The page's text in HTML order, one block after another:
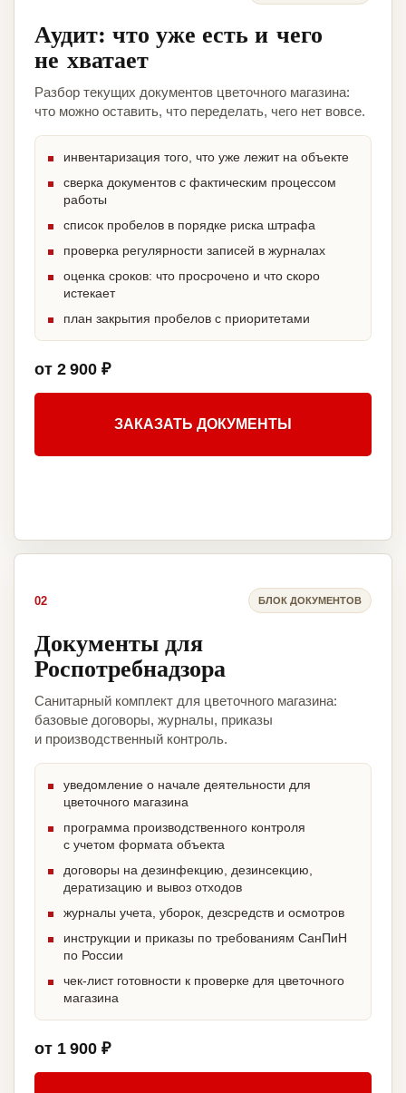
Аудит: что уже есть и чего
не хватает
Разбор текущих документов цветочного магазина:
что можно оставить, что переделать, чего нет вовсе.
инвентаризация того, что уже лежит на объекте
сверка документов с фактическим процессом
работы
список пробелов в порядке риска штрафа
проверка регулярности записей в журналах
оценка сроков: что просрочено и что скоро
истекает
план закрытия пробелов с приоритетами
от 2 900 ₽
ЗАКАЗАТЬ ДОКУМЕНТЫ
02 БЛОК ДОКУМЕНТОВ
Документы для
Роспотребнадзора
Санитарный комплект для цветочного магазина:
базовые договоры, журналы, приказы
и производственный контроль.
уведомление о начале деятельности для
цветочного магазина
программа производственного контроля
с учетом формата объекта
договоры на дезинфекцию, дезинсекцию,
дератизацию и вывоз отходов
журналы учета, уборок, дезсредств и осмотров
инструкции и приказы по требованиям СанПиН
по России
чек-лист готовности к проверке для цветочного
магазина
от 1 900 ₽